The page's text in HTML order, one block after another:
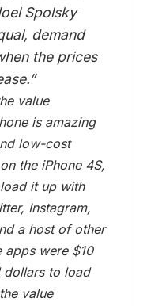
Spolsky
demand
the prices
value
is amazing
low-cost
the iPhone 4S,
it up with
Instagram,
a host of other
apps were $10
dollars to load
value